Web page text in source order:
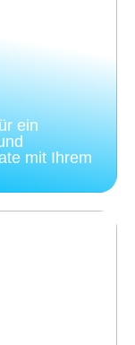
ein
mit Ihrem